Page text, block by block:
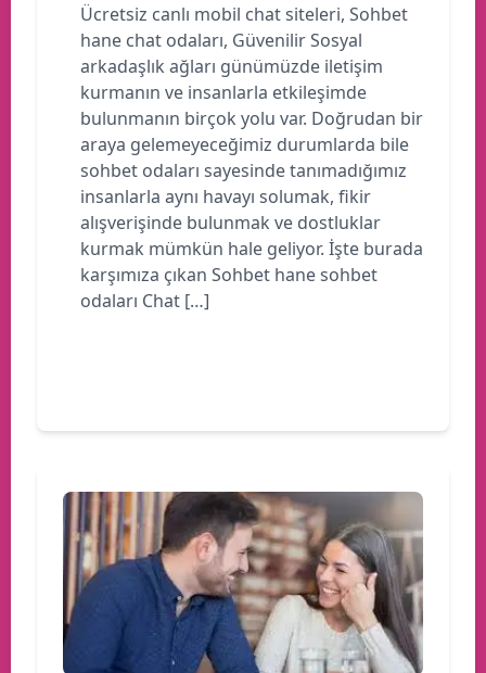
Ücretsiz canlı mobil chat siteleri, Sohbet
hane chat odaları, Güvenilir Sosyal
arkadaşlık ağları günümüzde iletişim
kurmanın ve insanlarla etkileşimde
bulunmanın birçok yolu var. Doğrudan bir
araya gelemeyeceğimiz durumlarda bile
sohbet odaları sayesinde tanımadığımız
insanlarla aynı havayı solumak, fikir
alışverişinde bulunmak ve dostluklar
kurmak mümkün hale geliyor. İşte burada
karşımıza çıkan Sohbet hane sohbet
odaları Chat […]